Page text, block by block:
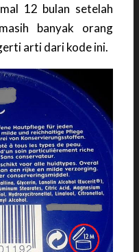
12 bulan setelah
banyak orang
arti dari kode ini.